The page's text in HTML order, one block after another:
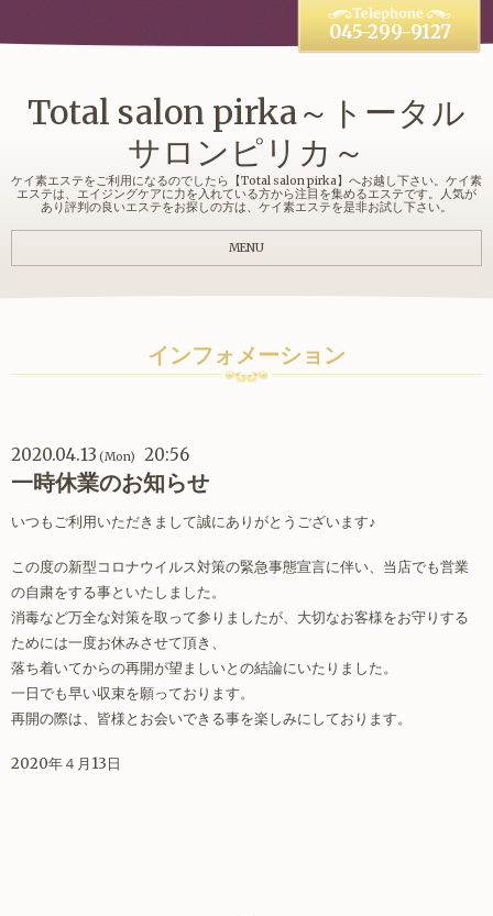
Total salon pirka～トータル
サロンピリカ～
ケイ素エステをご利用になるのでしたら【Total salon pirka】へお越し下さい。ケイ素
エステは、エイジングケアに力を入れている方から注目を集めるエステです。人気が
あり評判の良いエステをお探しの方は、ケイ素エステを是非お試し下さい。
045-299-9127
MENU
インフォメーション
2020.04.13 (Mon) 20:56
一時休業のお知らせ
いつもご利用いただきまして誠にありがとうございます♪
この度の新型コロナウイルス対策の緊急事態宣言に伴い、当店でも営業
の自粛をする事といたしました。
消毒など万全な対策を取って参りましたが、大切なお客様をお守りする
ためには一度お休みさせて頂き、
落ち着いてからの再開が望ましいとの結論にいたりました。
一日でも早い収束を願っております。
再開の際は、皆様とお会いできる事を楽しみにしております。
2020年４月13日